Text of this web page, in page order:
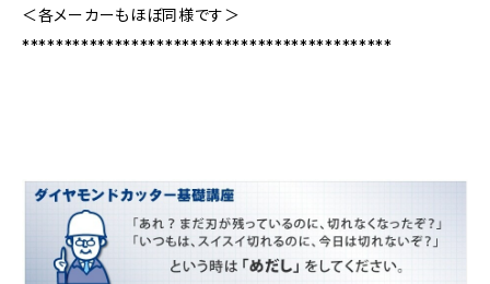
＜各メーカーもほぼ同様です＞
********************************************